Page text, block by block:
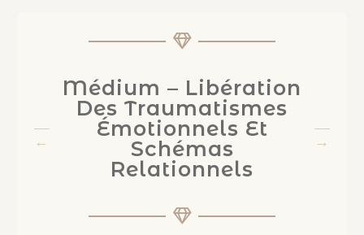
Médium – Libération
Des Traumatismes
Émotionnels Et
Schémas
Relationnels